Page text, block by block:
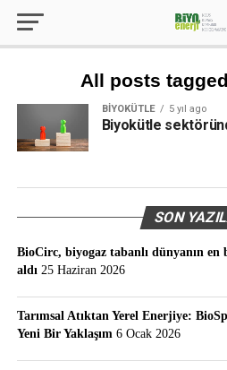
All posts
BIYOKÜTLE 5 yıl ago
Biyokütle
SON
BioCirc, biyogaz tabanlı dünyanın en
aldı 25 Haziran 2026
Tarımsal Atıktan Yerel Enerjiye:
Yeni Bir Yaklaşım 6 Ocak 2026